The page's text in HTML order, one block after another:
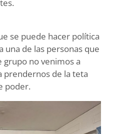
se puede hacer política
de las personas que
no venimos a
prendernos de la teta
poder.